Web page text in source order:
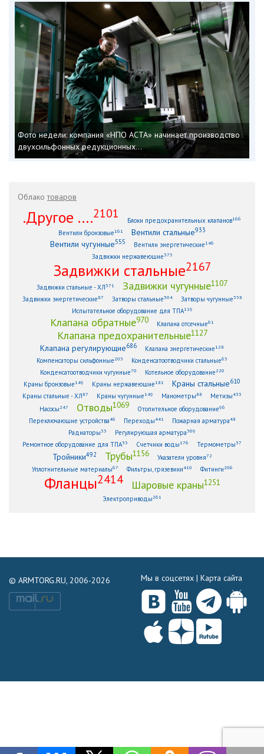
Фото недели: компания «НПО АСТА» начинает производство
двухсильфонных редукционных...
Облакотоваров
.Другое ....2101
Блоки предохранительных клапанов166
Вентили бронзовые161 Вентили стальные933
Вентили чугунные555 Вентили энергетические146
Задвижки нержавеющие373
Задвижки стальные2167
Задвижки стальные - ХЛ371 Задвижки чугунные1107
Задвижки энергетические87 Затворы стальные304 Затворы чугунные338
Испытательное оборудование для ТПА119
Клапана обратные970 Клапана отсечные61
Клапана предохранительные1127
Клапана регулирующие686 Клапана энергетические128
Компенсаторы сильфонные203 Конденсатоотводчики стальные63
Конденсатоотводчики чугунные70 Котельное оборудование220
Краны бронзовые149 Краны нержавеющие181 Краны стальные610
Краны стальные - ХЛ87 Краны чугунные149 Манометры88 Метизы433
Насосы247 Отводы1069 Отопительное оборудование96
Переключающие устройства46 Переходы441 Пожарная арматура48
Радиаторы33 Регулирующая арматура369
Ремонтное оборудование для ТПА53 Счетчики воды176 Термометры 57
Тройники492 Трубы1156 Указатели уровня72
Уплотнительные материалы67 Фильтры, грязевики410 Фитинги206
Фланцы2414 Шаровые краны1251
Электроприводы261
© ARMTORG.RU, 2006-2026 Мы в соцсетях | Карта сайта